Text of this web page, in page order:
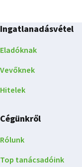
Ingatlanadásvétel
Eladóknak
Vevőknek
Hitelek
Cégünkről
Rólunk
Top tanácsadóink